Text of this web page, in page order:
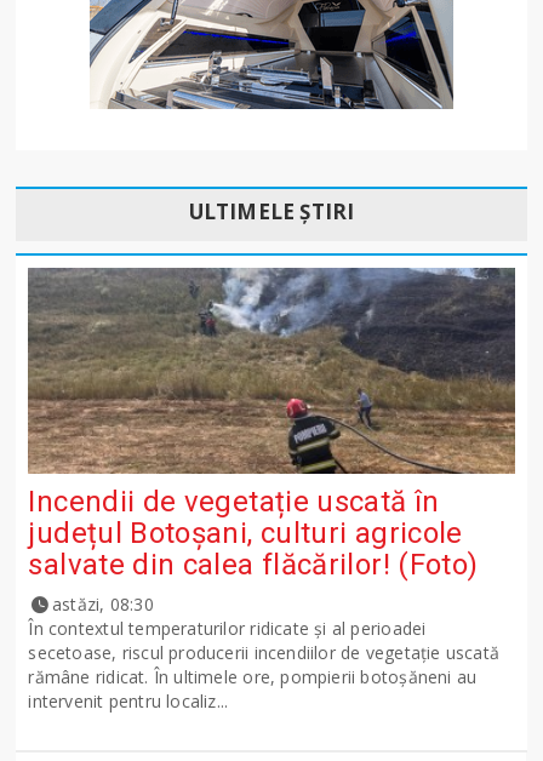
ULTIMELE ȘTIRI
Incendii de vegetație uscată în
județul Botoșani, culturi agricole
salvate din calea flăcărilor! (Foto)
astăzi, 08:30
În contextul temperaturilor ridicate și al perioadei
secetoase, riscul producerii incendiilor de vegetație uscată
rămâne ridicat. În ultimele ore, pompierii botoșăneni au
intervenit pentru localiz...